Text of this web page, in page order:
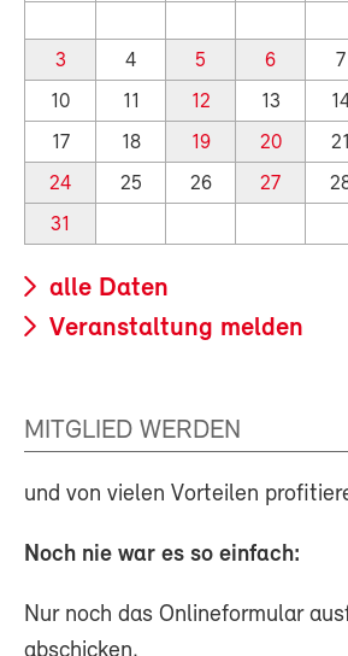
3
4 5 6 7
10
11 12 13
17
18 19 20 21
24
25 26 27
31
alle Daten
Veranstaltung melden
MITGLIED WERDEN
und von vielen Vorteilen
Noch nie war es so einfach:
Nur noch das Onlineformular
abschicken.